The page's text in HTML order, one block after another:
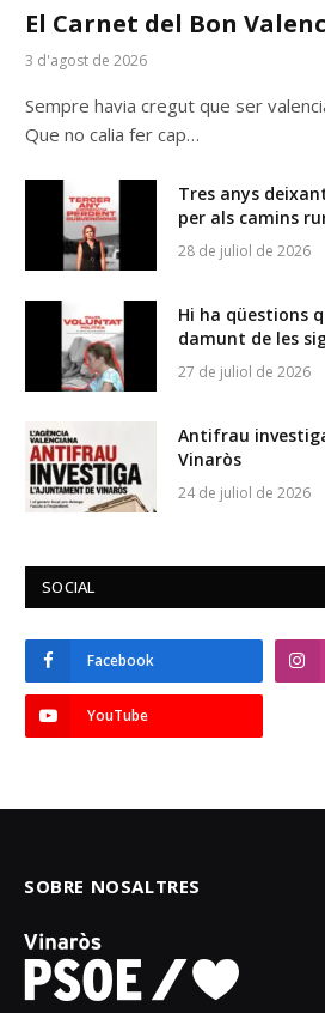
El Carnet del Bon
3 d'agost de 2026
Sempre havia cregut que ser
Que no calia fer cap…
Tres anys
per als camins
28 de juliol de 2026
Hi ha qüestions
damunt de les
27 de juliol de 2026
Antifrau
Vinaròs
24 de juliol de 2026
SOCIAL
Facebook
YouTube
SOBRE NOSALTRES